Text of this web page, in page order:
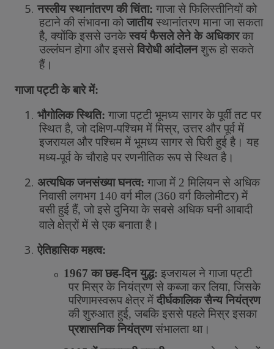
5. नस्लीय स्थानांतरण की चिंता: गाजा से फिलिस्तीनियों को
हटाने की संभावना को जातीय स्थानांतरण माना जा सकता
है, क्योंकि इससे उनके स्वयं फैसले लेने के अधिकार का
उल्लंघन होगा और इससे विरोधी आंदोलन शुरू हो सकते
हैं।
गाजा पट्टी के बारे में:
1. भौगोलिक स्थिति: गाजा पट्टी भूमध्य सागर के पूर्वी तट पर
स्थित है, जो दक्षिण-पश्चिम में मिस्र, उत्तर और पूर्व में
इजरायल और पश्चिम में भूमध्य सागर से घिरी हुई है। यह
मध्य-पूर्व के चौराहे पर रणनीतिक रूप से स्थित है।
2. अत्यधिक जनसंख्या घनत्व: गाजा में 2 मिलियन से अधिक
निवासी लगभग 140 वर्ग मील(360 वर्ग किलोमीटर) में
बसी हुई हैं, जो इसे दुनिया के सबसे अधिक घनी आबादी
वाले क्षेत्रों में से एक बनाता है।
3. ऐतिहासिक महत्व:
o 1967 का छह-दिन युद्ध: इजरायल ने गाजा पट्टी
पर मिस्र के नियंत्रण से कब्जा कर लिया, जिसके
परिणामस्वरूप क्षेत्र में दीर्घकालिक सैन्य नियंत्रण
की शुरुआत हुई, जबकि इससे पहले मिस्र इसका
प्रशासनिक नियंत्रण संभालता था।